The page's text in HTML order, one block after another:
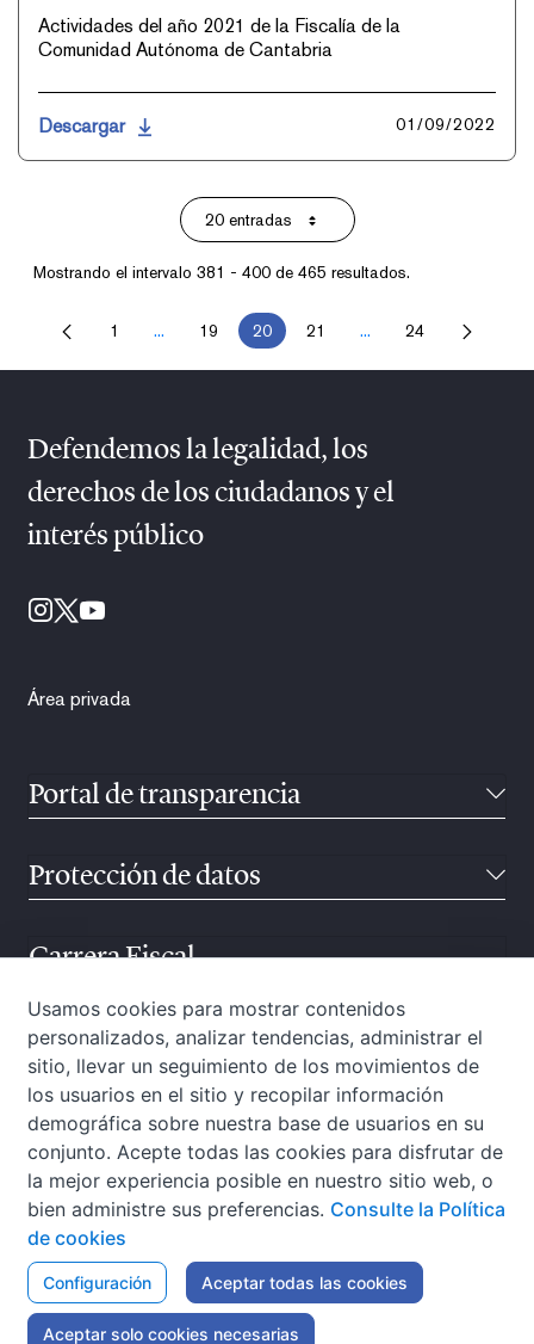
Actividades del año 2021 de la Fiscalía de la
Comunidad Autónoma de Cantabria
Descargar 01/09/2022
20 entradasPor página
Mostrando el intervalo 381 - 400 de 465 resultados.
Página
1 ...Páginas intermedias Use TAB para desplazarse.
Página
19 Página
20 Página
21 ...Páginas intermedias
Página
24
Defendemos la legalidad, los
derechos de los ciudadanos y el
interés público
Área privada
Portal de transparencia
Protección de datos
Carrera Fiscal
Atención ciudadana
W3C-WAI Aviso Legal
Política de privacidad
Política de cookies
Accesibilidad
Usamos cookies para mostrar contenidos
personalizados, analizar tendencias, administrar el
sitio, llevar un seguimiento de los movimientos de
los usuarios en el sitio y recopilar información
demográfica sobre nuestra base de usuarios en su
conjunto. Acepte todas las cookies para disfrutar de
la mejor experiencia posible en nuestro sitio web, o
bien administre sus preferencias. Consulte la Política
de cookies
Configuración Aceptar todas las cookies
Aceptar solo cookies necesarias